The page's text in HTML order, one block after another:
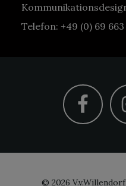
Telefon: +49 (0) 69 663
© 2026 V.v.Willendorf